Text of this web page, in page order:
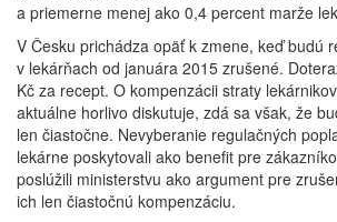
a priemerne menej ako 0,4 percent marže
V Česku prichádza opäť k zmene, keď budú
v lekárňach od januára 2015 zrušené.
Kč za recept. O kompenzácii straty
aktuálne horlivo diskutuje, zdá sa však, že
len čiastočne. Nevyberanie regulačných
lekárne poskytovali ako benefit pre
poslúžili ministerstvu ako argument pre
ich len čiastočnú kompenzáciu.